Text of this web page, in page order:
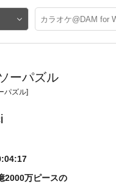
ーパズル
パズル]
2000万ピースの